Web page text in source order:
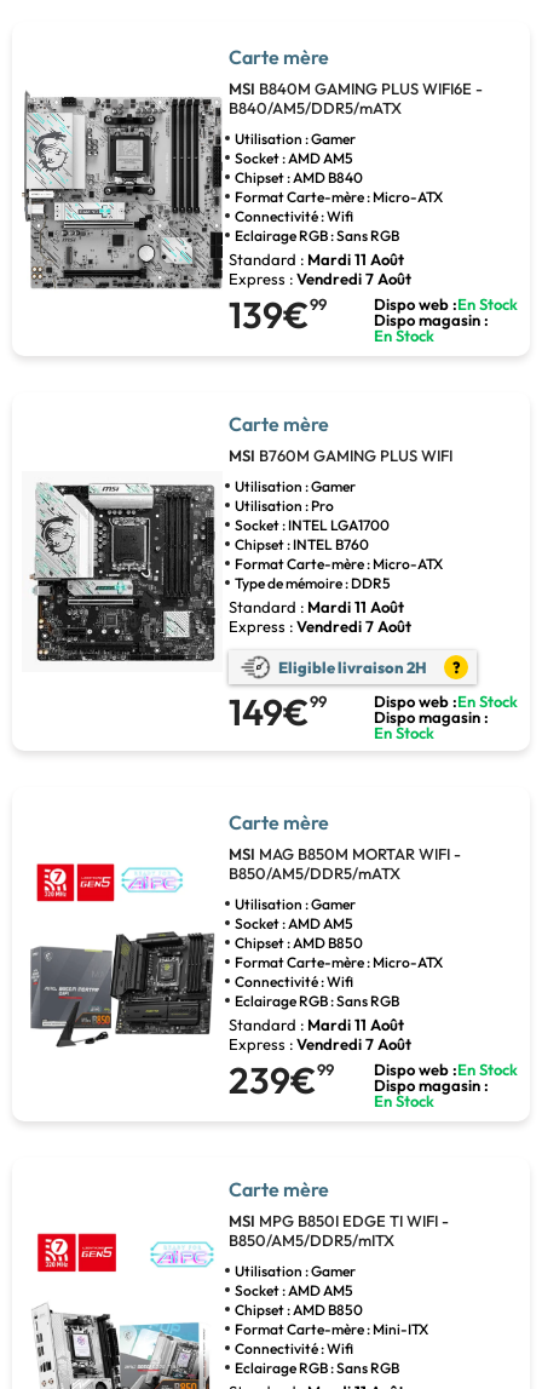
Carte mère
MSI B840M GAMING PLUS WIFI6E -
B840/AM5/DDR5/mATX
Utilisation : Gamer
Socket : AMD AM5
Chipset : AMD B840
Format Carte-mère : Micro-ATX
Connectivité : Wifi
Eclairage RGB : Sans RGB
Standard : Mardi 11 Août
Express :Vendredi 7 Août
139€99 Dispo web :En Stock
Dispo magasin :
En Stock
Carte mère
MSI B760M GAMING PLUS WIFI
Utilisation : Gamer
Utilisation : Pro
Socket : INTEL LGA1700
Chipset : INTEL B760
Format Carte-mère : Micro-ATX
Type de mémoire : DDR5
Standard : Mardi 11 Août
Express :Vendredi 7 Août
Eligible livraison 2H ?
149€99 Dispo web :En Stock
Dispo magasin :
En Stock
Carte mère
MSI MAG B850M MORTAR WIFI -
B850/AM5/DDR5/mATX
Utilisation : Gamer
Socket : AMD AM5
Chipset : AMD B850
Format Carte-mère : Micro-ATX
Connectivité : Wifi
Eclairage RGB : Sans RGB
Standard : Mardi 11 Août
Express :Vendredi 7 Août
239€99 Dispo web :En Stock
Dispo magasin :
En Stock
Carte mère
MSI MPG B850I EDGE TI WIFI -
B850/AM5/DDR5/mITX
Utilisation : Gamer
Socket : AMD AM5
Chipset : AMD B850
Format Carte-mère : Mini-ITX
Connectivité : Wifi
Eclairage RGB : Sans RGB